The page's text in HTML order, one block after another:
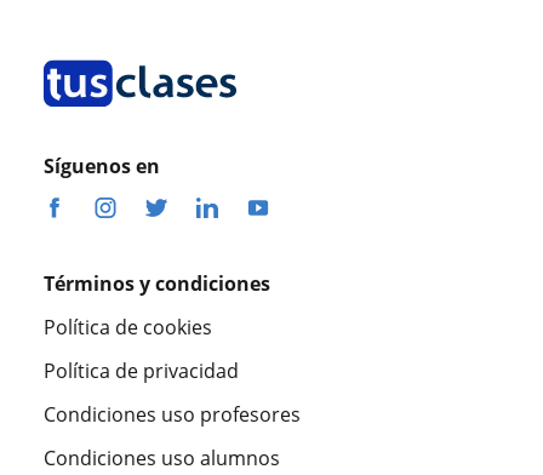
Síguenos en
Términos y condiciones
Política de cookies
Política de privacidad
Condiciones uso profesores
Condiciones uso alumnos